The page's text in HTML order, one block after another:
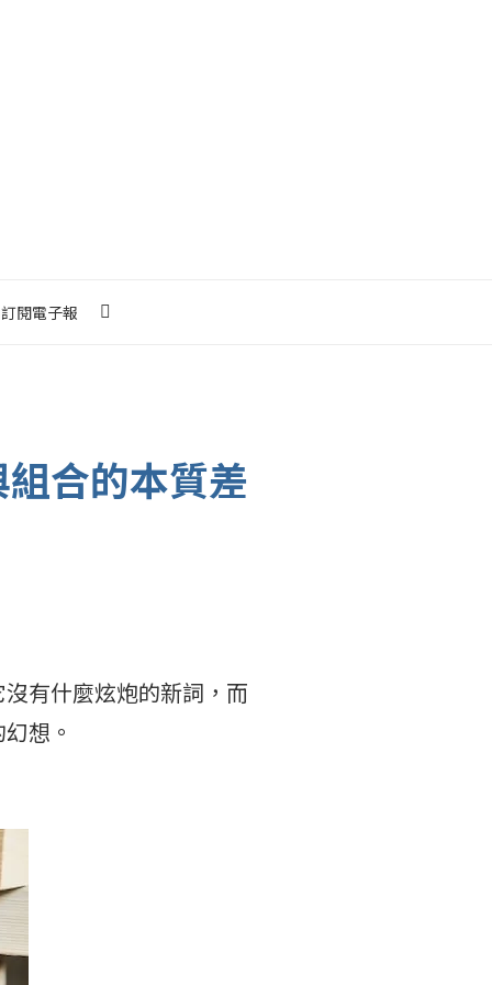
訂閱電子報
合的本質差
有什麼炫炮的新詞，而
想。